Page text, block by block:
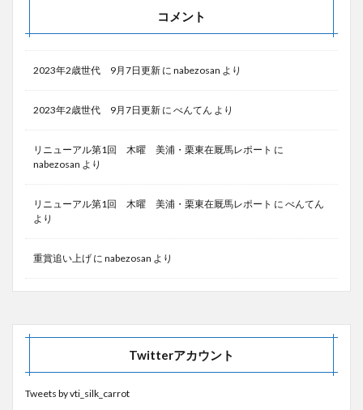
コメント
2023年2歳世代 9月7日更新 に nabezosan より
2023年2歳世代 9月7日更新 に べんてん より
リニューアル第1回 木曜 美浦・栗東在厩馬レポート に
nabezosan より
リニューアル第1回 木曜 美浦・栗東在厩馬レポート に べんてん
より
重賞追い上げ に nabezosan より
Twitterアカウント
Tweets by vti_silk_carrot